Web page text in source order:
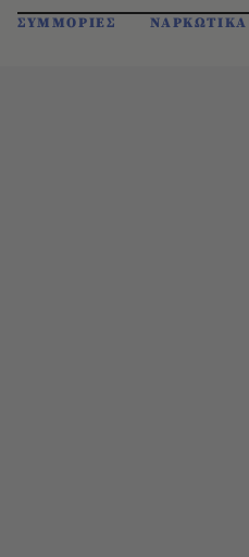
ΣΥΜΜΟΡΙΕΣ ΝΑΡΚΩΤΙΚΑ